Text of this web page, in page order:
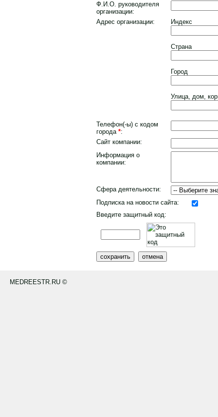
Ф.И.О. руководителя
организации:
Адрес организации:
Индекс
Страна
Город
Улица, дом,
Телефон(-ы) с кодом
города *:
Сайт компании:
Информация о
компании:
Сфера деятельности:
Подписка на новости сайта:
Введите защитный код:
MEDREESTR.RU ©